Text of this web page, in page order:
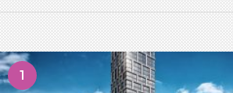
1